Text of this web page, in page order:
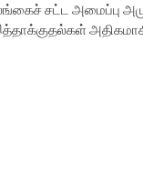
சட்ட அமைப்பு